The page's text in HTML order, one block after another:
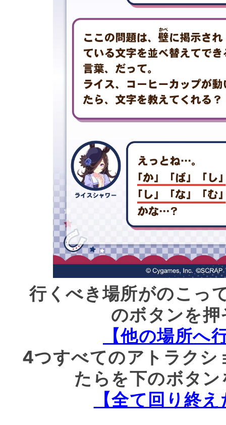
行くべき場所がのこっ
のボタンを押
【他の場所へ
4つすべてのアトラクシ
たらを下のボタ
【全て回り終